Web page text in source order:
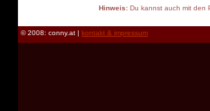
Hinweis:Du kannst auch mit den
© 2008: conny.at | kontakt & impressum